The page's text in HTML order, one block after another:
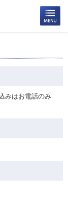
みはお電話のみ